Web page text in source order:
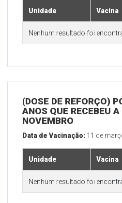
Unidade Vacina
Nenhum resultado foi
(DOSE DE REFORÇO)
ANOS QUE RECEBEU
NOVEMBRO
Data de Vacinação: 11 de
Unidade Vacina
Nenhum resultado foi